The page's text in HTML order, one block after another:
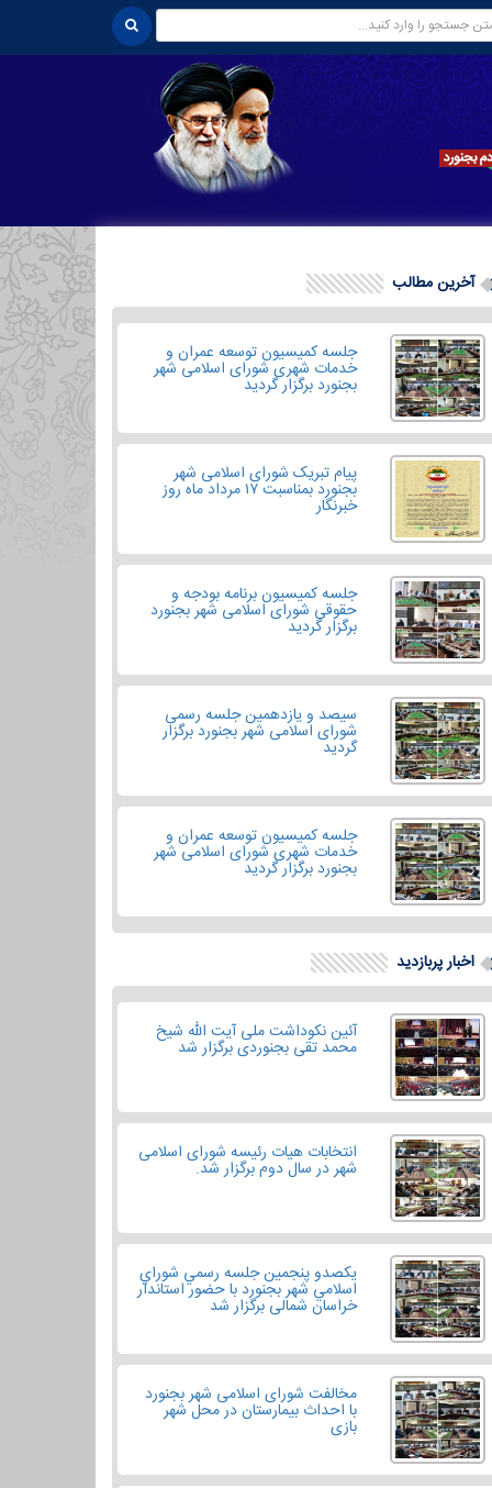
آخرین مطالب
جلسه کمیسیون توسعه عمران و
خدمات شهری شورای اسلامی شهر
بجنورد برگزار گردید
پیام تبریک شورای اسلامی شهر
بجنورد بمناسبت ۱۷ مرداد ماه روز
خبرنگار
جلسه کمیسیون برنامه بودجه و
حقوقی شورای اسلامی شهر بجنورد
برگزار گردید
سیصد و یازدهمین جلسه رسمی
شورای اسلامی شهر بجنورد برگزار
گردید
جلسه کمیسیون توسعه عمران و
خدمات شهری شورای اسلامی شهر
بجنورد برگزار گردید
اخبار پربازدید
آئین نکوداشت ملی آیت الله شیخ
محمد تقی بجنوردی برگزار شد
انتخابات هیات رئیسه شورای اسلامی
شهر در سال دوم برگزار شد.
یکصدو پنجمين جلسه رسمي شوراي
اسلامي شهر بجنورد با حضور استاندار
خراسان شمالی برگزار شد
مخالفت شورای اسلامی شهر بجنورد
با احداث بیمارستان در محل شهر
بازی